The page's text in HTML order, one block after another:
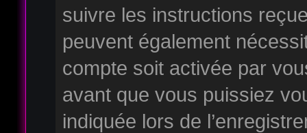
suivre les instructions
peuvent également
compte soit activée par
avant que vous puissiez
indiquée lors de